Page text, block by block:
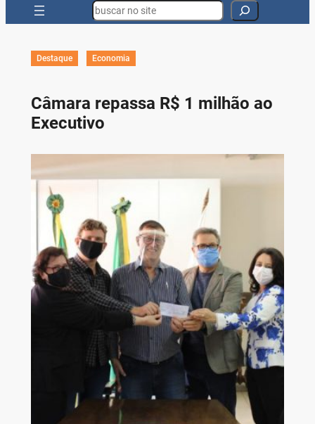
Search
Destaque Economia
Câmara repassa R$ 1 milhão ao
Executivo